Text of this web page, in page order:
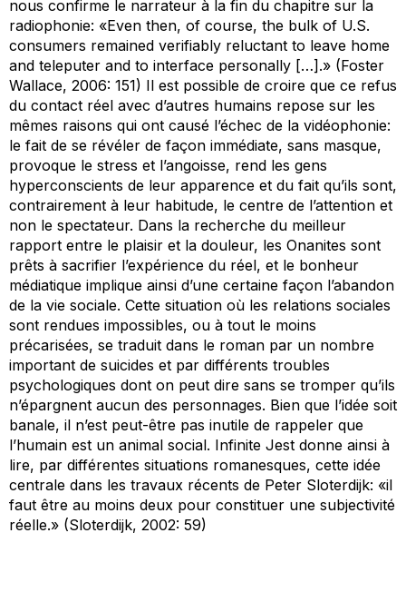
nous confirme le narrateur à la fin du chapitre sur la
radiophonie: «Even then, of course, the bulk of U.S.
consumers remained verifiably reluctant to leave home
and teleputer and to interface personally […].» (Foster
Wallace, 2006: 151) Il est possible de croire que ce refus
du contact réel avec d’autres humains repose sur les
mêmes raisons qui ont causé l’échec de la vidéophonie:
le fait de se révéler de façon immédiate, sans masque,
provoque le stress et l’angoisse, rend les gens
hyperconscients de leur apparence et du fait qu’ils sont,
contrairement à leur habitude, le centre de l’attention et
non le spectateur. Dans la recherche du meilleur
rapport entre le plaisir et la douleur, les Onanites sont
prêts à sacrifier l’expérience du réel, et le bonheur
médiatique implique ainsi d’une certaine façon l’abandon
de la vie sociale. Cette situation où les relations sociales
sont rendues impossibles, ou à tout le moins
précarisées, se traduit dans le roman par un nombre
important de suicides et par différents troubles
psychologiques dont on peut dire sans se tromper qu’ils
n’épargnent aucun des personnages. Bien que l’idée soit
banale, il n’est peut-être pas inutile de rappeler que
l’humain est un animal social. Infinite Jest donne ainsi à
lire, par différentes situations romanesques, cette idée
centrale dans les travaux récents de Peter Sloterdijk: «il
faut être au moins deux pour constituer une subjectivité
réelle.» (Sloterdijk, 2002: 59)